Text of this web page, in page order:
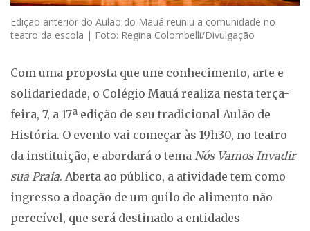
Edição anterior do Aulão do Mauá reuniu a comunidade no
teatro da escola | Foto: Regina Colombelli/Divulgação
Com uma proposta que une conhecimento, arte e
solidariedade, o Colégio Mauá realiza nesta terça-
feira, 7, a 17ª edição de seu tradicional Aulão de
História. O evento vai começar às 19h30, no teatro
da instituição, e abordará o tema Nós Vamos Invadir
sua Praia. Aberta ao público, a atividade tem como
ingresso a doação de um quilo de alimento não
perecível, que será destinado a entidades